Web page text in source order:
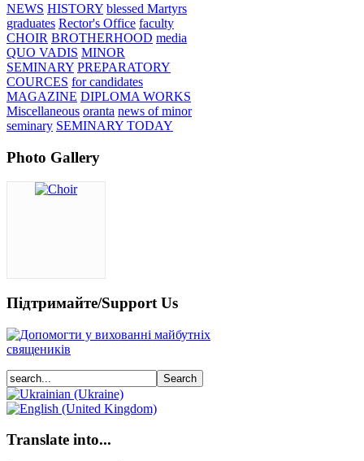
NEWS HISTORY blessed Martyrs
graduates Rector's Office faculty
CHOIR BROTHERHOOD media
QUO VADIS MINOR
SEMINARY PREPARATORY
COURCES for candidates
MAGAZINE DIPLOMA WORKS
Miscellaneous oranta news of minor
seminary SEMINARY TODAY
Photo Gallery
Підтримайте/Support Us
Translate into...